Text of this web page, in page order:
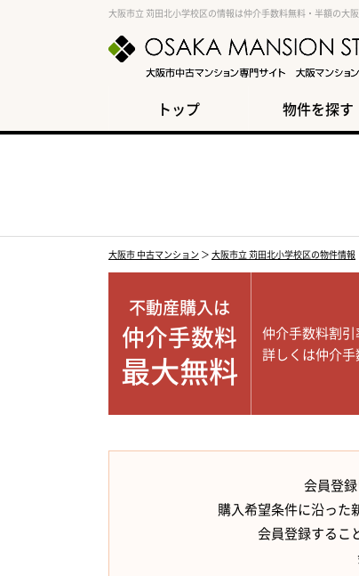
大阪市立 苅田北小学校区の情報は仲介手数料無料・半額の大
トップ 物件を探す
大阪市 中古マンション ＞ 大阪市立 苅田北小学校区の物件情報
不動産購入は
仲介手数料
最大無料
仲介手数料割引
詳しくは仲介手
会員登
購入希望条件に沿った
会員登録するこ